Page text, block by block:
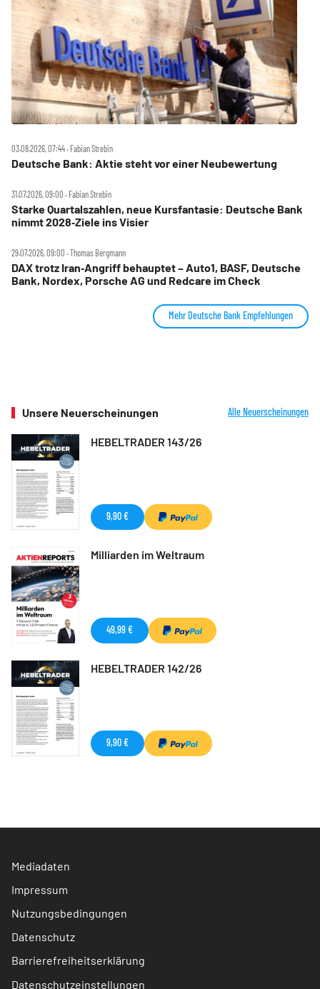
03.08.2026, 07:44 ‧ Fabian Strebin
Deutsche Bank: Aktie steht vor einer Neubewertung
31.07.2026, 09:00 ‧ Fabian Strebin
Starke Quartalszahlen, neue Kursfantasie: Deutsche Bank
nimmt 2028‑Ziele ins Visier
29.07.2026, 09:00 ‧ Thomas Bergmann
DAX trotz Iran‑Angriff behauptet – Auto1, BASF, Deutsche
Bank, Nordex, Porsche AG und Redcare im Check
Mehr Deutsche Bank Empfehlungen
Unsere Neuerscheinungen Alle Neuerscheinungen
HEBELTRADER 143/26
9,90 €
Milliarden im Weltraum
49,99 €
HEBELTRADER 142/26
9,90 €
Mediadaten
Impressum
Nutzungsbedingungen
Datenschutz
Barrierefreiheitserklärung
Datenschutzeinstellungen